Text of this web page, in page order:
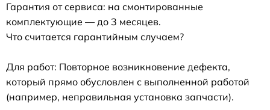
Гарантия от сервиса: на смонтированные
комплектующие — до 3 месяцев.
Что считается гарантийным случаем?
Для работ: Повторное возникновение дефекта,
который прямо обусловлен с выполненной работой
(например, неправильная установка запчасти).